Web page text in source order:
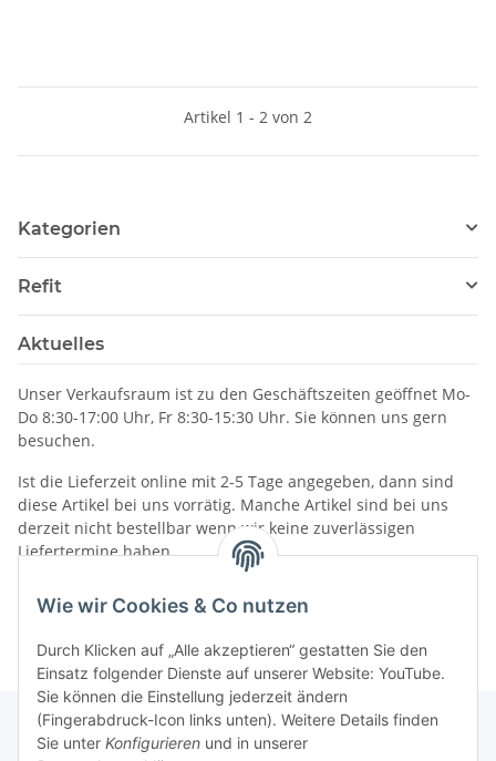
Wie wir Cookies & Co nutzen
Durch Klicken auf „Alle akzeptieren“ gestatten Sie den
Einsatz folgender Dienste auf unserer Website: YouTube.
Sie können die Einstellung jederzeit ändern
(Fingerabdruck-Icon links unten). Weitere Details finden
Sie unter Konfigurieren und in unserer
Artikel 1 - 2 von 2
Kategorien
Refit
Aktuelles
Unser Verkaufsraum ist zu den Geschäftszeiten geöffnet Mo-
Do 8:30-17:00 Uhr, Fr 8:30-15:30 Uhr. Sie können uns gern
besuchen.
Ist die Lieferzeit online mit 2-5 Tage angegeben, dann sind
diese Artikel bei uns vorrätig. Manche Artikel sind bei uns
derzeit nicht bestellbar wenn wir keine zuverlässigen
Liefertermine haben.